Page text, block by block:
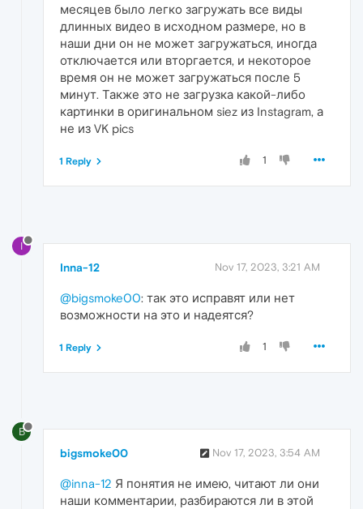
месяцев было легко загружать все виды
длинных видео в исходном размере, но в
наши дни он не может загружаться, иногда
отключается или вторгается, и некоторое
время он не может загружаться после 5
минут. Также это не загрузка какой-либо
картинки в оригинальном siez из Instagram, а
не из VK pics
1
1 Reply
I
Inna-12 Nov 17, 2023, 3:21 AM
@bigsmoke00: так это исправят или нет
возможности на это и надеятся?
1
1 Reply
B
bigsmoke00 Nov 17, 2023, 3:54 AM
@inna-12 Я понятия не имею, читают ли они
наши комментарии, разбираются ли в этой